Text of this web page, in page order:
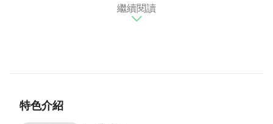
的老姜豬腸大王，半世紀的情感，以美食撫慰台灣人的
心。釀香居的姜老闆娘為第二代，為傳承父親的好手
名回味豬腳，好吃的程度果然讓人齒頰留香、回味再
繼續閱讀
特色介紹